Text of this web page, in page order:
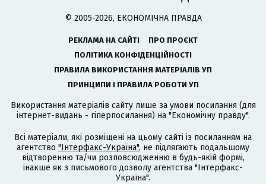
© 2005-2026, ЕКОНОМІЧНА ПРАВДА
РЕКЛАМА НА САЙТІ
ПРО ПРОЄКТ
ПОЛІТИКА КОНФІДЕНЦІЙНОСТІ
ПРАВИЛА ВИКОРИСТАННЯ МАТЕРІАЛІВ УП
ПРИНЦИПИ І ПРАВИЛА РОБОТИ УП
Використання матеріалів сайту лише за умови посилання (для
інтернет-видань - гіперпосилання) на "Економічну правду".
Всі матеріали, які розміщені на цьому сайті із посиланням на
агентство "Інтерфакс-Україна", не підлягають подальшому
відтворенню та/чи розповсюдженню в будь-якій формі,
інакше як з письмового дозволу агентства "Інтерфакс-
Україна".